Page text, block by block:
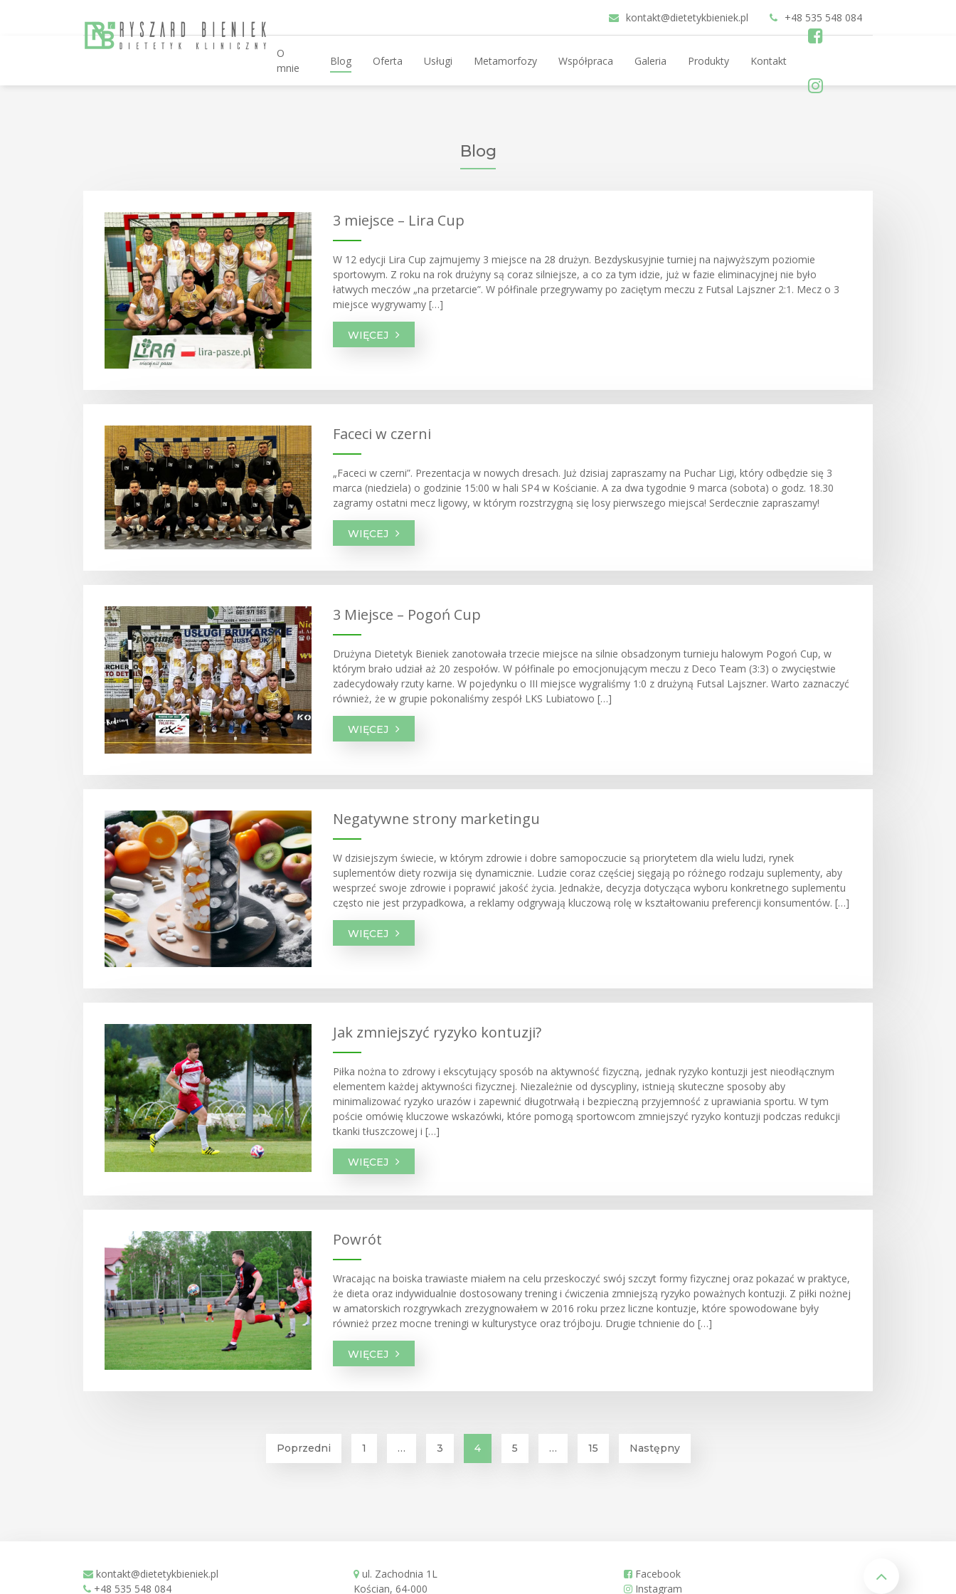
kontakt@dietetykbieniek.pl +48 535 548 084
O
mnie
Blog Oferta Usługi Metamorfozy Współpraca Galeria Produkty Kontakt
Blog
3 miejsce – Lira Cup
W 12 edycji Lira Cup zajmujemy 3 miejsce na 28 drużyn. Bezdyskusyjnie turniej na najwyższym poziomie
sportowym. Z roku na rok drużyny są coraz silniejsze, a co za tym idzie, już w fazie eliminacyjnej nie było
łatwych meczów „na przetarcie”. W półfinale przegrywamy po zaciętym meczu z Futsal Lajszner 2:1. Mecz o 3
miejsce wygrywamy […]
WIĘCEJ
Faceci w czerni
„Faceci w czerni”. Prezentacja w nowych dresach. Już dzisiaj zapraszamy na Puchar Ligi, który odbędzie się 3
marca (niedziela) o godzinie 15:00 w hali SP4 w Kościanie. A za dwa tygodnie 9 marca (sobota) o godz. 18.30
zagramy ostatni mecz ligowy, w którym rozstrzygną się losy pierwszego miejsca! Serdecznie zapraszamy!
WIĘCEJ
3 Miejsce – Pogoń Cup
Drużyna Dietetyk Bieniek zanotowała trzecie miejsce na silnie obsadzonym turnieju halowym Pogoń Cup, w
którym brało udział aż 20 zespołów. W półfinale po emocjonującym meczu z Deco Team (3:3) o zwycięstwie
zadecydowały rzuty karne. W pojedynku o III miejsce wygraliśmy 1:0 z drużyną Futsal Lajszner. Warto zaznaczyć
również, że w grupie pokonaliśmy zespół LKS Lubiatowo […]
WIĘCEJ
Negatywne strony marketingu
W dzisiejszym świecie, w którym zdrowie i dobre samopoczucie są priorytetem dla wielu ludzi, rynek
suplementów diety rozwija się dynamicznie. Ludzie coraz częściej sięgają po różnego rodzaju suplementy, aby
wesprzeć swoje zdrowie i poprawić jakość życia. Jednakże, decyzja dotycząca wyboru konkretnego suplementu
często nie jest przypadkowa, a reklamy odgrywają kluczową rolę w kształtowaniu preferencji konsumentów. […]
WIĘCEJ
Jak zmniejszyć ryzyko kontuzji?
Piłka nożna to zdrowy i ekscytujący sposób na aktywność fizyczną, jednak ryzyko kontuzji jest nieodłącznym
elementem każdej aktywności fizycznej. Niezależnie od dyscypliny, istnieją skuteczne sposoby aby
minimalizować ryzyko urazów i zapewnić długotrwałą i bezpieczną przyjemność z uprawiania sportu. W tym
poście omówię kluczowe wskazówki, które pomogą sportowcom zmniejszyć ryzyko kontuzji podczas redukcji
tkanki tłuszczowej i […]
WIĘCEJ
Powrót
Wracając na boiska trawiaste miałem na celu przeskoczyć swój szczyt formy fizycznej oraz pokazać w praktyce,
że dieta oraz indywidualnie dostosowany trening i ćwiczenia zmniejszą ryzyko poważnych kontuzji. Z piłki nożnej
w amatorskich rozgrywkach zrezygnowałem w 2016 roku przez liczne kontuzje, które spowodowane były
również przez mocne treningi w kulturystyce oraz trójboju. Drugie tchnienie do […]
WIĘCEJ
Poprzedni 1 … 3 4 5 … 15 Następny
kontakt@dietetykbieniek.pl
+48 535 548 084
ul. Zachodnia 1L
Kościan, 64-000
Facebook
Instagram